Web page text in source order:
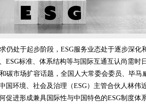
仍处于起步阶段，ESG服务业态处于逐步深化
ESG标准、体系结构等与国际互通互认尚需时日
碳市场扩容话题，全国人大常委会委员、毕马
国环境、社会及治理（ESG）主管合伙人林伟
促进形成兼具国际性与中国特色的ESG制度体